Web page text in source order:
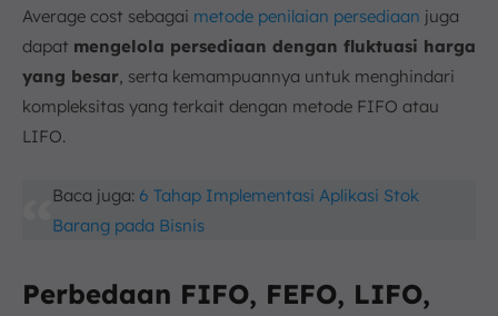
Average cost sebagai metode penilaian persediaan juga
dapat mengelola persediaan dengan fluktuasi harga
yang besar, serta kemampuannya untuk menghindari
kompleksitas yang terkait dengan metode FIFO atau
LIFO.
Baca juga: 6 Tahap Implementasi Aplikasi Stok
Barang pada Bisnis
Perbedaan FIFO, FEFO, LIFO,